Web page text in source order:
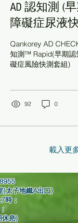
AD 認知測 (
障礙症尿液
Qankorey AD
知測™ Rapid(早期認
礙症風險快測套組)
92 0
載入更
(太子地鐵A出口)​
時；
息)